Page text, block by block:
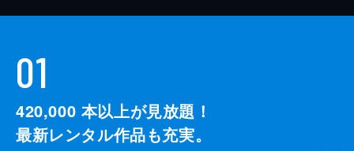
01
420,000 本以上が見放題！
最新レンタル作品も充実。